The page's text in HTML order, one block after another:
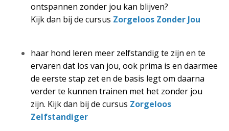
ontspannen zonder jou kan blijven?
Kijk dan bij de cursus Zorgeloos Zonder Jou
haar hond leren meer zelfstandig te zijn en te
ervaren dat los van jou, ook prima is en daarmee
de eerste stap zet en de basis legt om daarna
verder te kunnen trainen met het zonder jou
zijn. Kijk dan bij de cursus Zorgeloos
Zelfstandiger